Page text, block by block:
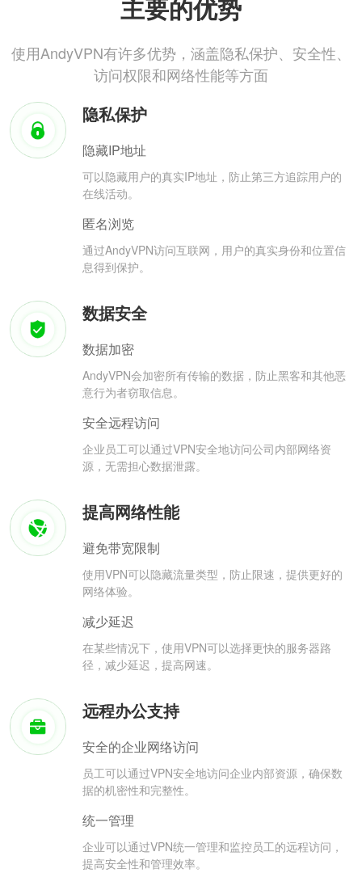
主要的优势
使用AndyVPN有许多优势，涵盖隐私保护、安全性、
访问权限和网络性能等方面
隐私保护
隐藏IP地址
可以隐藏用户的真实IP地址，防止第三方追踪用户的
在线活动。
匿名浏览
通过AndyVPN访问互联网，用户的真实身份和位置信
息得到保护。
数据安全
数据加密
AndyVPN会加密所有传输的数据，防止黑客和其他恶
意行为者窃取信息。
安全远程访问
企业员工可以通过VPN安全地访问公司内部网络资
源，无需担心数据泄露。
提高网络性能
避免带宽限制
使用VPN可以隐藏流量类型，防止限速，提供更好的
网络体验。
减少延迟
在某些情况下，使用VPN可以选择更快的服务器路
径，减少延迟，提高网速。
远程办公支持
安全的企业网络访问
员工可以通过VPN安全地访问企业内部资源，确保数
据的机密性和完整性。
统一管理
企业可以通过VPN统一管理和监控员工的远程访问，
提高安全性和管理效率。